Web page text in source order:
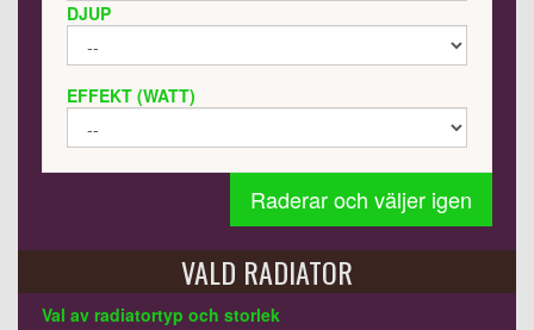
DJUP
EFFEKT (WATT)
Raderar och väljer igen
VALD RADIATOR
Val av radiatortyp och storlek